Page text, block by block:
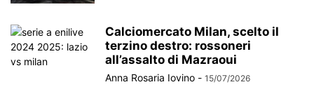
Calciomercato Milan, scelto il
terzino destro: rossoneri
all’assalto di Mazraoui
Anna Rosaria Iovino - 15/07/2026